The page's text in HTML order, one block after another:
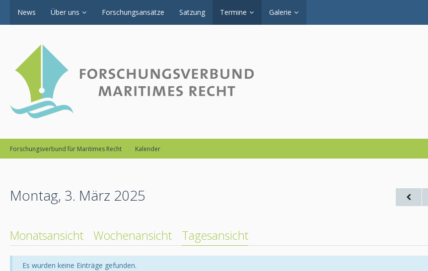
News Über uns Forschungsansätze Satzung Termine Galerie
Forschungsverbund für Maritimes Recht Kalender
Montag, 3. März 2025
Monatsansicht Wochenansicht Tagesansicht
Es wurden keine Einträge gefunden.